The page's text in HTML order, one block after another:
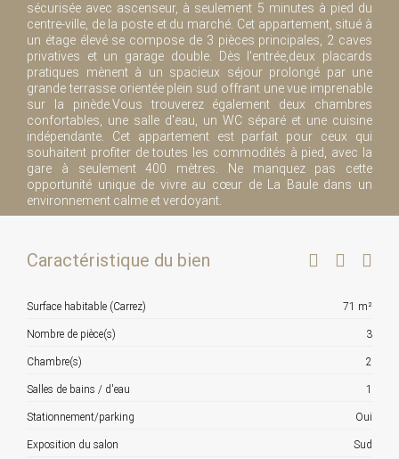
sécurisée avec ascenseur, à seulement 5 minutes à pied du
centre-ville, de la poste et du marché. Cet appartement, situé à
un étage élevé se compose de 3 pièces principales, 2 caves
privatives et un garage double. Dès l'entrée,deux placards
pratiques mènent à un spacieux séjour prolongé par une
grande terrasse orientée plein sud offrant une vue imprenable
sur la pinède.Vous trouverez également deux chambres
confortables, une salle d'eau, un WC séparé et une cuisine
indépendante. Cet appartement est parfait pour ceux qui
souhaitent profiter de toutes les commodités à pied, avec la
gare à seulement 400 mètres. Ne manquez pas cette
opportunité unique de vivre au cœur de La Baule dans un
environnement calme et verdoyant.
Caractéristique du bien
Surface habitable (Carrez) 71 m²
Nombre de pièce(s) 3
Chambre(s) 2
Salles de bains / d'eau 1
Stationnement/parking Oui
Exposition du salon Sud